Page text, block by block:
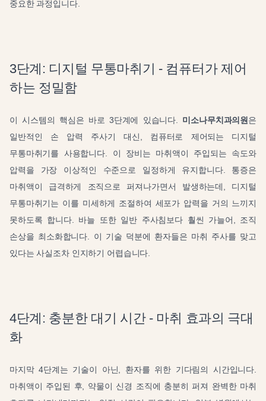
중요한 과정입니다.
3단계: 디지털 무통마취기 - 컴퓨터가 제어
하는 정밀함
이 시스템의 핵심은 바로 3단계에 있습니다. 미소나무치과의원은
일반적인 손 압력 주사기 대신, 컴퓨터로 제어되는 디지털
무통마취기를 사용합니다. 이 장비는 마취액이 주입되는 속도와
압력을 가장 이상적인 수준으로 일정하게 유지합니다. 통증은
마취액이 급격하게 조직으로 퍼져나가면서 발생하는데, 디지털
무통마취기는 이를 미세하게 조절하여 세포가 압력을 거의 느끼지
못하도록 합니다. 바늘 또한 일반 주사침보다 훨씬 가늘어, 조직
손상을 최소화합니다. 이 기술 덕분에 환자들은 마취 주사를 맞고
있다는 사실조차 인지하기 어렵습니다.
4단계: 충분한 대기 시간 - 마취 효과의 극대
화
마지막 4단계는 기술이 아닌, 환자를 위한 기다림의 시간입니다.
마취액이 주입된 후, 약물이 신경 조직에 충분히 퍼져 완벽한 마취